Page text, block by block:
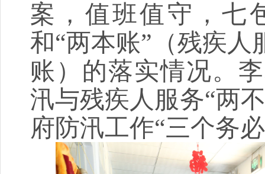
案，值班值守，七
和“两本账”（残疾
账）的落实情况。
汛与残疾人服务“两
府防汛工作“三个务